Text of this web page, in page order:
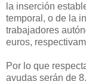
la inserción
temporal, o de la
trabajadores
euros,
Por lo que
ayudas serán de